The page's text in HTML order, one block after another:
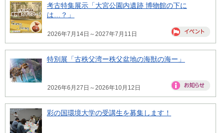
考古特集展示「大宮公園内遺跡 博物館の下に
は…？」
2026年7月14日～2027年7月11日
特別展「古秩父湾ー秩父盆地の海獣の海ー」
2026年6月27日～2026年10月12日
彩の国環境大学の受講生を募集します！